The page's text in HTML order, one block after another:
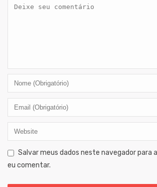
Salvar meus dados neste navegador para
eu comentar.